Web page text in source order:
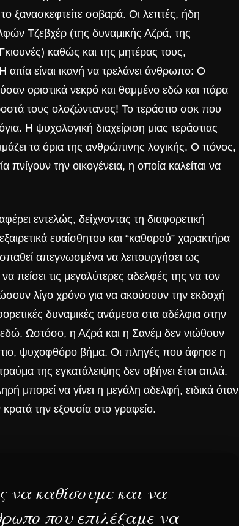
ξανασκεφτείτε σοβαρά. Οι λεπτές, ήδη
Τζεβχέρ (της δυναμικής Αζρά, της
καθώς και της μητέρας τους,
είναι ικανή να τρελάνει άνθρωπο: Ο
οριστικά νεκρό και θαμμένο εδώ και πάρα
τους ολοζώντανος! Το τεράστιο σοκ που
Η ψυχολογική διαχείριση μιας τεράστιας
τα όρια της ανθρώπινης λογικής. Ο πόνος,
την οικογένεια, η οποία καλείται να
εντελώς, δείχνοντας τη διαφορετική
ευαίσθητου και “καθαρού” χαρακτήρα
απεγνωσμένα να λειτουργήσει ως
πείσει τις μεγαλύτερες αδελφές της να τον
λίγο χρόνο για να ακούσουν την εκδοχή
δυναμικές ανάμεσα στα αδέλφια στην
εδώ. Ωστόσο, η Αζρά και η Σανέμ δεν νιώθουν
ψυχοφθόρο βήμα. Οι πληγές που άφησε η
της εγκατάλειψης δεν σβήνει έτσι απλά.
μπορεί να γίνει η μεγάλη αδελφή, ειδικά όταν
την εξουσία στο γραφείο.
να καθίσουμε και να
που επιλέξαμε να